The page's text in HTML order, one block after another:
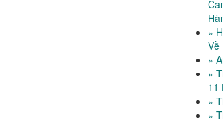
»
Về
»
»
11
»
»